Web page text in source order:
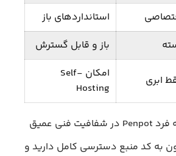
استانداردهای باز
باز و قابل گسترش
ابری
امکان Self-
Hosting
اما ارزش منحصر به‌ فرد Penpot در شفافیت فنی عمیق
به کد منبع دسترسی کامل دارید و